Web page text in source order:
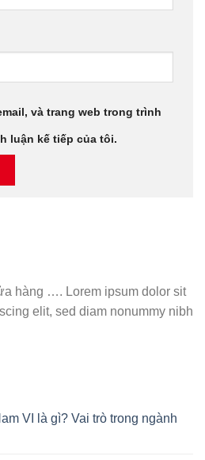
và trang web trong trình
luận kế tiếp của tôi.
hàng …. Lorem ipsum dolor sit
elit, sed diam nonummy nibh
VI là gì? Vai trò trong ngành